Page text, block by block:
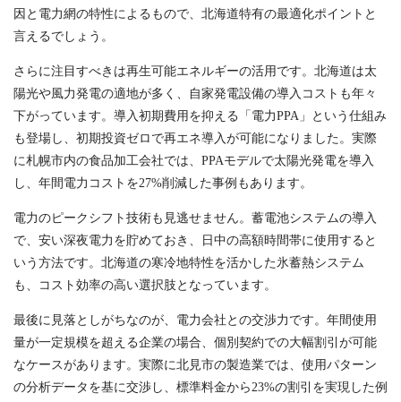
因と電力網の特性によるもので、北海道特有の最適化ポイントと
言えるでしょう。
さらに注目すべきは再生可能エネルギーの活用です。北海道は太
陽光や風力発電の適地が多く、自家発電設備の導入コストも年々
下がっています。導入初期費用を抑える「電力PPA」という仕組み
も登場し、初期投資ゼロで再エネ導入が可能になりました。実際
に札幌市内の食品加工会社では、PPAモデルで太陽光発電を導入
し、年間電力コストを27%削減した事例もあります。
電力のピークシフト技術も見逃せません。蓄電池システムの導入
で、安い深夜電力を貯めておき、日中の高額時間帯に使用すると
いう方法です。北海道の寒冷地特性を活かした氷蓄熱システム
も、コスト効率の高い選択肢となっています。
最後に見落としがちなのが、電力会社との交渉力です。年間使用
量が一定規模を超える企業の場合、個別契約での大幅割引が可能
なケースがあります。実際に北見市の製造業では、使用パターン
の分析データを基に交渉し、標準料金から23%の割引を実現した例